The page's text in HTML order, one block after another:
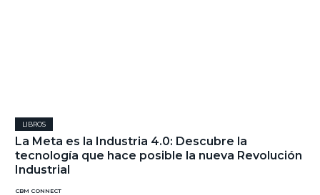
LIBROS
La Meta es la Industria 4.0: Descubre la
tecnología que hace posible la nueva Revolución
Industrial
CBM CONNECT